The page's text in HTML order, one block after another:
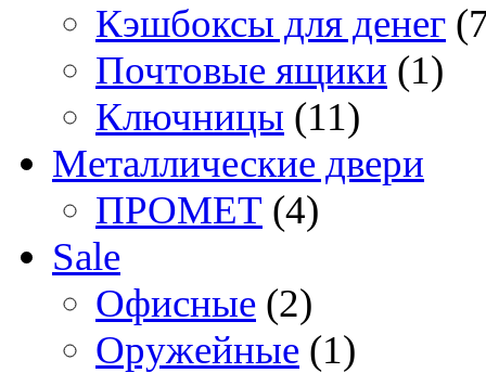
Кэшбоксы для денег
Почтовые ящики (1)
Ключницы (11)
Металлические двери
ПРОМЕТ (4)
Sale
Офисные (2)
Оружейные (1)